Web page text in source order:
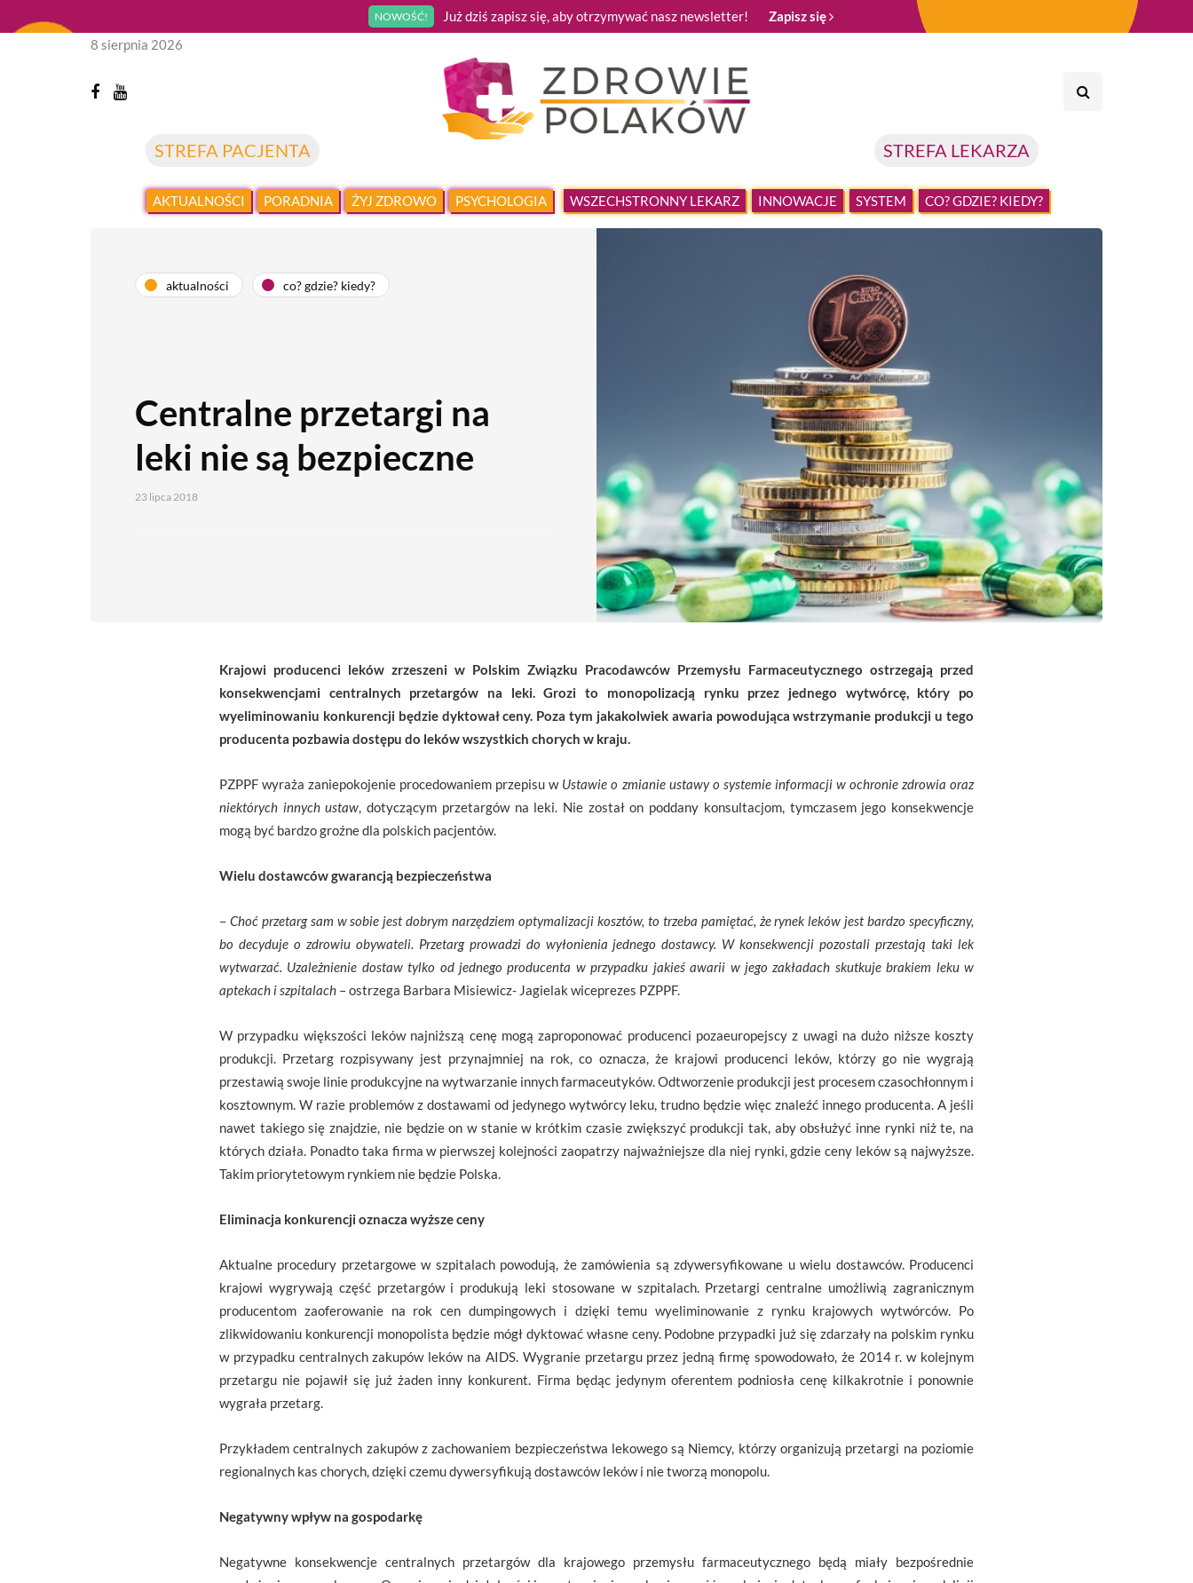
NOWOŚĆ! Już dziś zapisz się, aby otrzymywać nasz newsletter! Zapisz się
STREFA PACJENTA STREFA LEKARZA
8 sierpnia 2026
AKTUALNOŚCI PORADNIA ŻYJ ZDROWO PSYCHOLOGIA WSZECHSTRONNY LEKARZ INNOWACJE SYSTEM CO? GDZIE? KIEDY?
aktualności co? gdzie? kiedy?
Centralne przetargi na
leki nie są bezpieczne
23 lipca 2018
Krajowi producenci leków zrzeszeni w Polskim Związku Pracodawców Przemysłu Farmaceutycznego ostrzegają przed
konsekwencjami centralnych przetargów na leki. Grozi to monopolizacją rynku przez jednego wytwórcę, który po
wyeliminowaniu konkurencji będzie dyktował ceny. Poza tym jakakolwiek awaria powodująca wstrzymanie produkcji u tego
producenta pozbawia dostępu do leków wszystkich chorych w kraju.
PZPPF wyraża zaniepokojenie procedowaniem przepisu w Ustawie o zmianie ustawy o systemie informacji w ochronie zdrowia oraz
niektórych innych ustaw, dotyczącym przetargów na leki. Nie został on poddany konsultacjom, tymczasem jego konsekwencje
mogą być bardzo groźne dla polskich pacjentów.
Wielu dostawców gwarancją bezpieczeństwa
– Choć przetarg sam w sobie jest dobrym narzędziem optymalizacji kosztów, to trzeba pamiętać, że rynek leków jest bardzo specyficzny,
bo decyduje o zdrowiu obywateli. Przetarg prowadzi do wyłonienia jednego dostawcy. W konsekwencji pozostali przestają taki lek
wytwarzać. Uzależnienie dostaw tylko od jednego producenta w przypadku jakieś awarii w jego zakładach skutkuje brakiem leku w
aptekach i szpitalach – ostrzega Barbara Misiewicz- Jagielak wiceprezes PZPPF.
W przypadku większości leków najniższą cenę mogą zaproponować producenci pozaeuropejscy z uwagi na dużo niższe koszty
produkcji. Przetarg rozpisywany jest przynajmniej na rok, co oznacza, że krajowi producenci leków, którzy go nie wygrają
przestawią swoje linie produkcyjne na wytwarzanie innych farmaceutyków. Odtworzenie produkcji jest procesem czasochłonnym i
kosztownym. W razie problemów z dostawami od jedynego wytwórcy leku, trudno będzie więc znaleźć innego producenta. A jeśli
nawet takiego się znajdzie, nie będzie on w stanie w krótkim czasie zwiększyć produkcji tak, aby obsłużyć inne rynki niż te, na
których działa. Ponadto taka firma w pierwszej kolejności zaopatrzy najważniejsze dla niej rynki, gdzie ceny leków są najwyższe.
Takim priorytetowym rynkiem nie będzie Polska.
Eliminacja konkurencji oznacza wyższe ceny
Aktualne procedury przetargowe w szpitalach powodują, że zamówienia są zdywersyfikowane u wielu dostawców. Producenci
krajowi wygrywają część przetargów i produkują leki stosowane w szpitalach. Przetargi centralne umożliwią zagranicznym
producentom zaoferowanie na rok cen dumpingowych i dzięki temu wyeliminowanie z rynku krajowych wytwórców. Po
zlikwidowaniu konkurencji monopolista będzie mógł dyktować własne ceny. Podobne przypadki już się zdarzały na polskim rynku
w przypadku centralnych zakupów leków na AIDS. Wygranie przetargu przez jedną firmę spowodowało, że 2014 r. w kolejnym
przetargu nie pojawił się już żaden inny konkurent. Firma będąc jedynym oferentem podniosła cenę kilkakrotnie i ponownie
wygrała przetarg.
Przykładem centralnych zakupów z zachowaniem bezpieczeństwa lekowego są Niemcy, którzy organizują przetargi na poziomie
regionalnych kas chorych, dzięki czemu dywersyfikują dostawców leków i nie tworzą monopolu.
Negatywny wpływ na gospodarkę
Negatywne konsekwencje centralnych przetargów dla krajowego przemysłu farmaceutycznego będą miały bezpośrednie